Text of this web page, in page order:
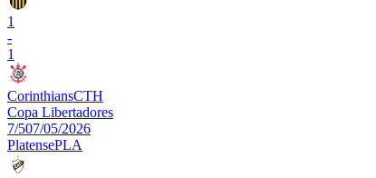
1
-
1
CorinthiansCTH
Copa Libertadores
7/507/05/2026
PlatensePLA